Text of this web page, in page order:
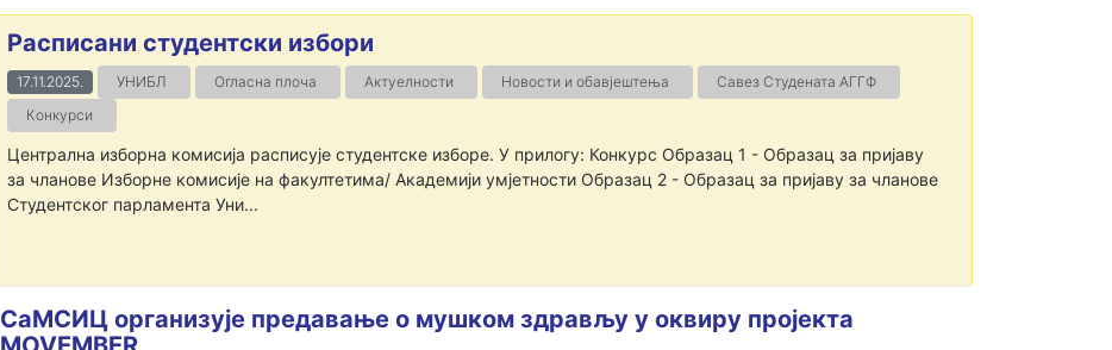
Расписани студентски избори
17.11.2025. УНИБЛ Огласна плоча Актуелности Новости и обавјештења
Савез Студената АГГФ
Конкурси
Централна изборна комисија расписује студентске изборе. У прилогу: Конкурс Образац 1 - Образац за пријаву
за чланове Изборне комисије на факултетима/ Академији умјетности Образац 2 - Образац за пријаву за чланове
Студентског парламента Уни...
СаМСИЦ организује предавање о мушком здрављу у оквиру пројекта